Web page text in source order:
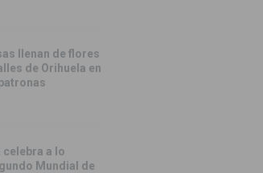
llenan de flores
de Orihuela en
celebra a lo
Mundial de